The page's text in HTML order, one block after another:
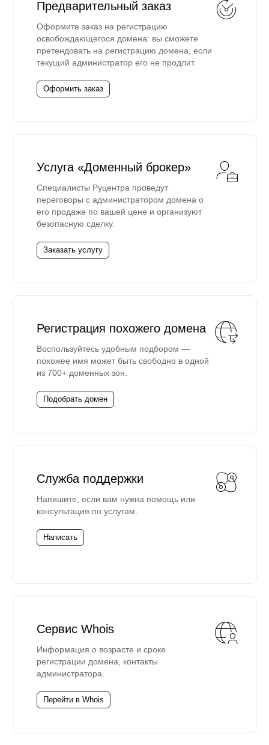
Предварительный заказ
Оформите заказ на регистрацию
освобождающегося домена: вы сможете
претендовать на регистрацию домена, если
текущий администратор его не продлит.
Оформить заказ
Услуга «Доменный брокер»
Специалисты Руцентра проведут
переговоры с администратором домена о
его продаже по вашей цене и организуют
безопасную сделку.
Заказать услугу
Регистрация похожего домена
Воспользуйтесь удобным подбором —
похожее имя может быть свободно в одной
из 700+ доменных зон.
Подобрать домен
Служба поддержки
Напишите, если вам нужна помощь или
консультация по услугам.
Написать
Сервис Whois
Информация о возрасте и сроке
регистрации домена, контакты
администратора.
Перейти в Whois